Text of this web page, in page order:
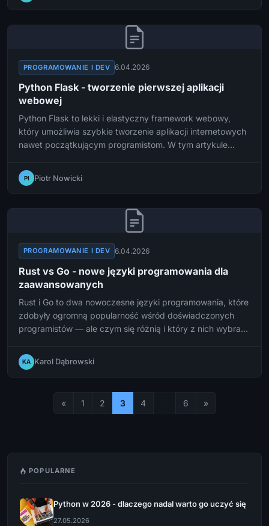
PROGRAMOWANIE I DEV 6.04.2026
Python Flask - tworzenie pierwszej aplikacji
webowej
Python Flask to lekki i elastyczny framework webowy,
który umożliwia szybkie tworzenie aplikacji internetowych
nawet początkującym programistom. W tym artykule
tworzenia pierwszej aplikacji webowej przy użyciu Flask.
PI Piotr Nowicki
PROGRAMOWANIE I DEV 6.04.2026
Rust vs Go - nowe języki programowania dla
zaawansowanych
Rust i Go to dwa nowoczesne języki programowania, które
zdobyły ogromną popularność wśród doświadczonych
programistów — ale czym się różnią i który z nich wybrać
KA Karol Dąbrowski
« 1 2 3 4 6 »
POPULARNE
Python w 2026 - dlaczego nadal warto go uczyć się
27.05.2026